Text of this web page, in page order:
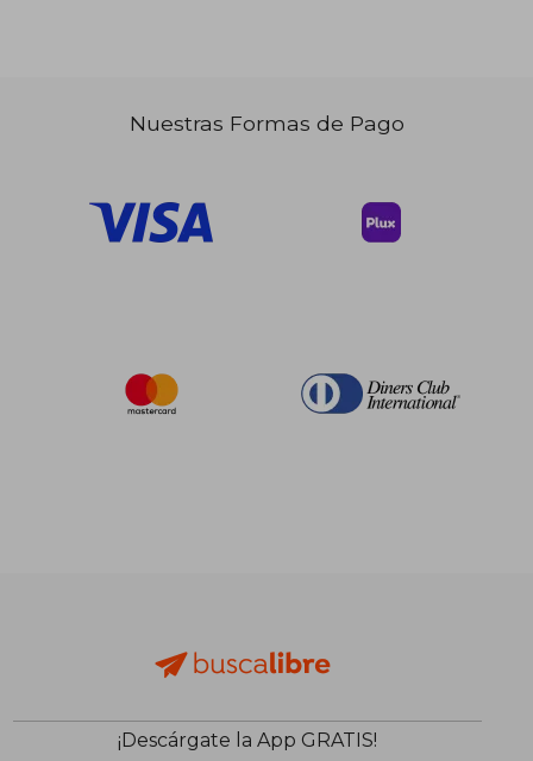
$ 123.36 40%
Nuestras Formas de Pago
¡Descárgate la App GRATIS!